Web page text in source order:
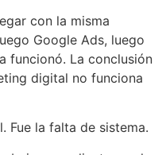
con la misma
Google Ads, luego
funcionó. La conclusión
digital no funciona
Fue la falta de sistema.